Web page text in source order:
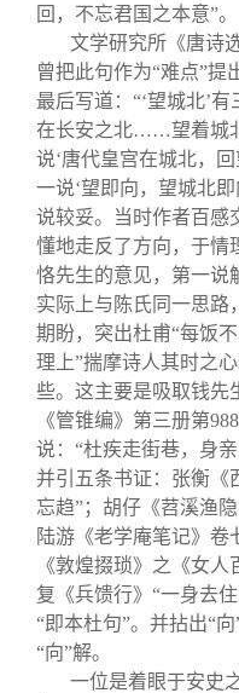
回，不忘君国之本意”。
文学研究所《唐诗
曾把此句作为“难点”提
最后写道：“‘望城北’
在长安之北……望着城
说‘唐代皇宫在城北，
一说‘望即向，望城北
说较妥。当时作者百感
懂地走反了方向，于情
恪先生的意见，第一说
实际上与陈氏同一思路
期盼，突出杜甫“每饭
理上”揣摩诗人其时之
些。这主要是吸取钱先
《管锥编》第三册第
说：“杜疾走街巷，身
并引五条书证：张衡《
忘趋”；胡仔《苕溪渔
陆游《老学庵笔记》卷
《敦煌掇琐》之《女
复《兵馈行》“一身去
“即本杜句”。并拈出“
“向”解。
一位是着眼于安史